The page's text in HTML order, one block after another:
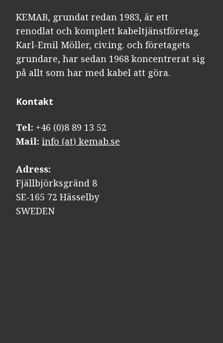
KEMAB, grundat redan 1983, är ett
renodlat och komplett kabeltjänstföretag.
Karl-Emil Möller, civ.ing. och företagets
grundare, har sedan 1968 koncentrerat sig
på allt som har med kabel att göra.
Kontakt​​​​​​​
Tel: +46 (0)8 89 13 52
Mail: info (at) kemab.se
Adress:
Fjällbjörksgränd 8
SE-165 72 Hässelby
SWEDEN